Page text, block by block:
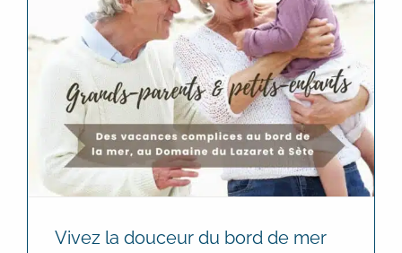
Vivez la douceur du bord de mer